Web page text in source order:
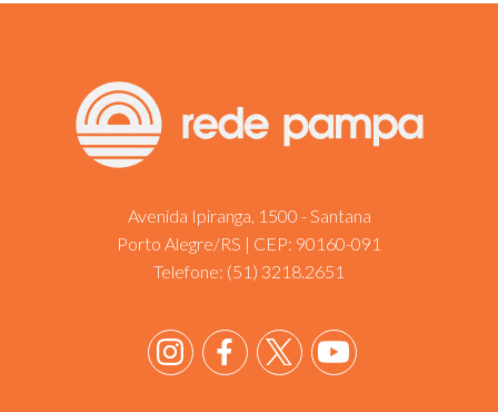
Avenida Ipiranga, 1500 - Santana
Porto Alegre/RS | CEP: 90160-091
Telefone: (51) 3218.2651